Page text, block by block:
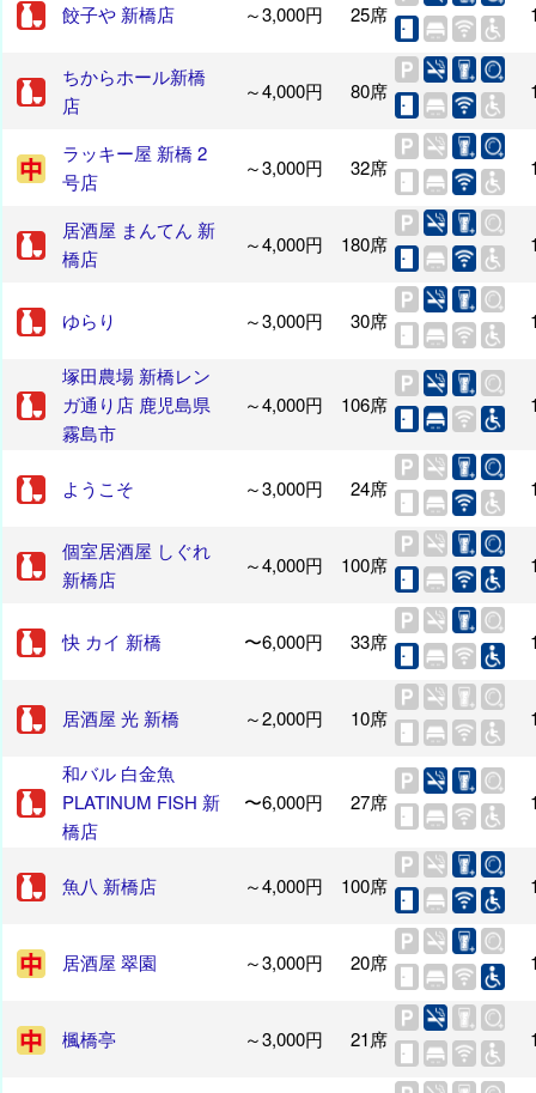
餃子や 新橋店 ～3,000円 25席
ちからホール新橋
店
～4,000円 80席
ラッキー屋 新橋 2
号店
～3,000円 32席
居酒屋 まんてん 新
橋店
～4,000円 180席
ゆらり ～3,000円 30席
塚田農場 新橋レン
ガ通り店 鹿児島県
霧島市
～4,000円 106席
ようこそ ～3,000円 24席
個室居酒屋 しぐれ
新橋店
～4,000円 100席
快 カイ 新橋 〜6,000円 33席
居酒屋 光 新橋 ～2,000円 10席
和バル 白金魚
PLATINUM FISH 新
橋店
〜6,000円 27席
魚八 新橋店 ～4,000円 100席
居酒屋 翠園 ～3,000円 20席
楓橋亭 ～3,000円 21席